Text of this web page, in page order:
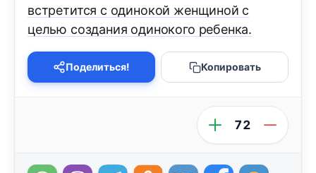
встретится с одинокой женщиной с
целью создания одинокого ребенка.
Поделиться! Копировать
72